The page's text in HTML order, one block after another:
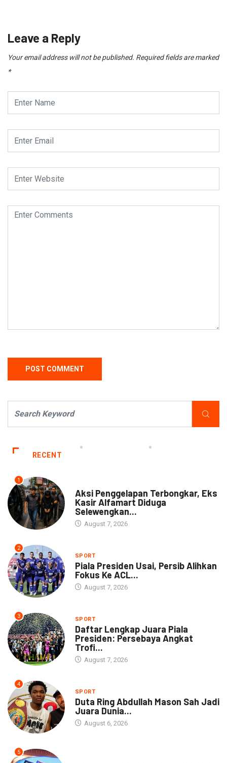
Leave a Reply
Your email address will not be published. Required fields are marked
*
RECENT
1
Aksi Penggelapan Terbongkar, Eks
Kasir Alfamart Diduga
Selewengkan...
August 7, 2026
2
SPORT
Piala Presiden Usai, Persib Alihkan
Fokus Ke ACL...
August 7, 2026
3 SPORT
Daftar Lengkap Juara Piala
Presiden: Persebaya Angkat
Trofi...
August 7, 2026
4
SPORT
Duta Ring Abdullah Mason Sah Jadi
Juara Dunia...
August 6, 2026
5